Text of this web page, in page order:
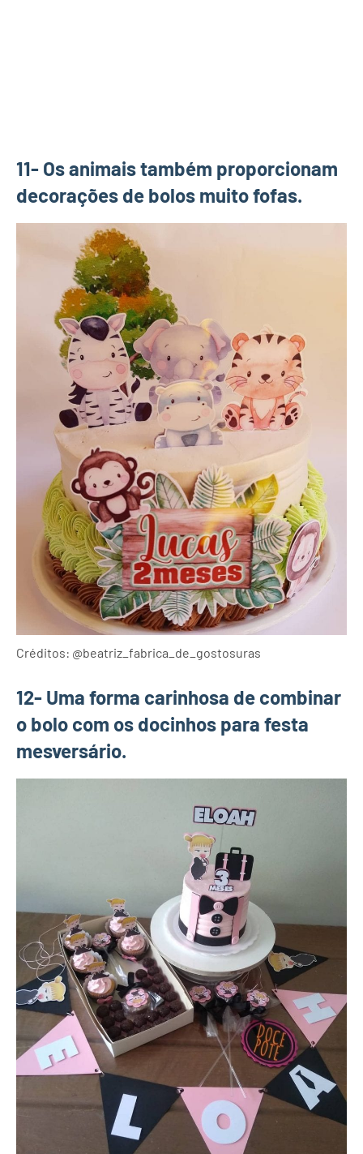
11- Os animais também proporcionam
decorações de bolos muito fofas.
Créditos: @beatriz_fabrica_de_gostosuras
12- Uma forma carinhosa de combinar
o bolo com os docinhos para festa
mesversário.